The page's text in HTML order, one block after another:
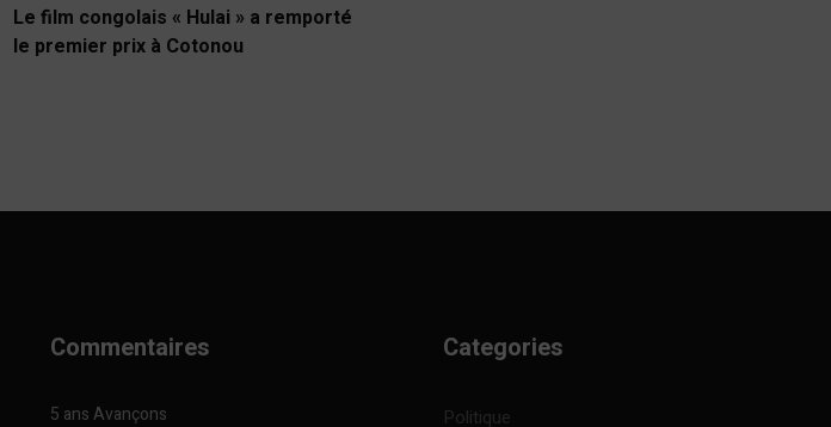
Le film congolais « Hulai » a remporté
le premier prix à Cotonou
Commentaires
5 ans Avançons
Categories
Politique